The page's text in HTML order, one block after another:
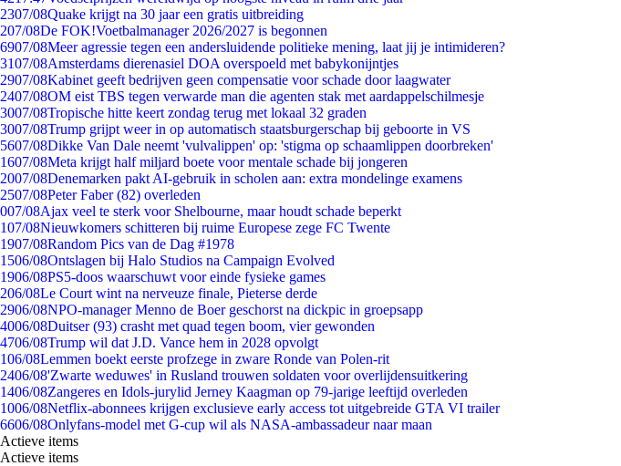
2307/08Quake krijgt na 30 jaar een gratis uitbreiding
207/08De FOK!Voetbalmanager 2026/2027 is begonnen
6907/08Meer agressie tegen een andersluidende politieke mening, laat jij je intimideren?
3107/08Amsterdams dierenasiel DOA overspoeld met babykonijntjes
2907/08Kabinet geeft bedrijven geen compensatie voor schade door laagwater
2407/08OM eist TBS tegen verwarde man die agenten stak met aardappelschilmesje
3007/08Tropische hitte keert zondag terug met lokaal 32 graden
3007/08Trump grijpt weer in op automatisch staatsburgerschap bij geboorte in VS
5607/08Dikke Van Dale neemt 'vulvalippen' op: 'stigma op schaamlippen doorbreken'
1607/08Meta krijgt half miljard boete voor mentale schade bij jongeren
2007/08Denemarken pakt AI-gebruik in scholen aan: extra mondelinge examens
2507/08Peter Faber (82) overleden
007/08Ajax veel te sterk voor Shelbourne, maar houdt schade beperkt
107/08Nieuwkomers schitteren bij ruime Europese zege FC Twente
1907/08Random Pics van de Dag #1978
1506/08Ontslagen bij Halo Studios na Campaign Evolved
1906/08PS5-doos waarschuwt voor einde fysieke games
206/08Le Court wint na nerveuze finale, Pieterse derde
2906/08NPO-manager Menno de Boer geschorst na dickpic in groepsapp
4006/08Duitser (93) crasht met quad tegen boom, vier gewonden
4706/08Trump wil dat J.D. Vance hem in 2028 opvolgt
106/08Lemmen boekt eerste profzege in zware Ronde van Polen-rit
2406/08'Zwarte weduwes' in Rusland trouwen soldaten voor overlijdensuitkering
1406/08Zangeres en Idols-jurylid Jerney Kaagman op 79-jarige leeftijd overleden
1006/08Netflix-abonnees krijgen exclusieve early access tot uitgebreide GTA VI trailer
6606/08Onlyfans-model met G-cup wil als NASA-ambassadeur naar maan
Actieve items
Actieve items